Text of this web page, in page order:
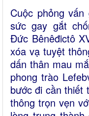
Cuộc phỏng
sức gay gắt
Đức Bênêđictô
xóa vạ tuyệt
dấn thân mau
phong trào
bước đi cần thiết
thông trọn vẹn